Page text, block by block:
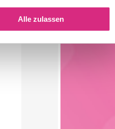
Alle zulassen